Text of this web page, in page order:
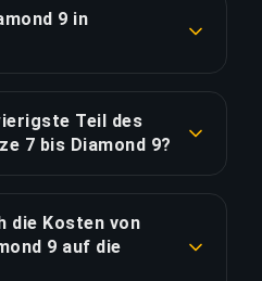
und spart etwa 9.5
€0.72 pro gesparter
LINK KOPIEREN
9 in
erreichen dieses
2025). Du bist aktuell in
LINK KOPIEREN
Teil des
7 bis Diamond 9?
ist als die
7. Unsere legend
Rang-Bereich weit
die Kosten von
9 auf die